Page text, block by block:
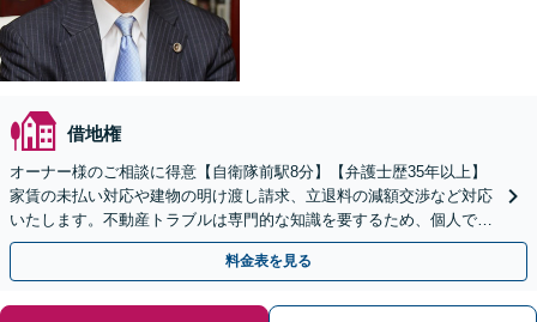
借地権
オーナー様のご相談に得意【自衛隊前駅8分】【弁護士歴35年以上】
家賃の未払い対応や建物の明け渡し請求、立退料の減額交渉など対応
いたします。不動産トラブルは専門的な知識を要するため、個人での
解決は困難です。【初回相談無料】【完全個室】
料金表を見る